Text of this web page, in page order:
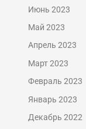
Июнь 2023
Май 2023
Апрель 2023
Март 2023
Февраль 2023
Январь 2023
Декабрь 2022